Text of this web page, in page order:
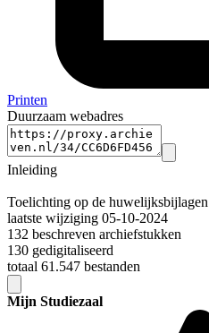
Printen
Duurzaam webadres
Inleiding
Toelichting op de huwelijksbijlagen
laatste wijziging 05-10-2024
132 beschreven archiefstukken
130 gedigitaliseerd
totaal 61.547 bestanden
Mijn Studiezaal